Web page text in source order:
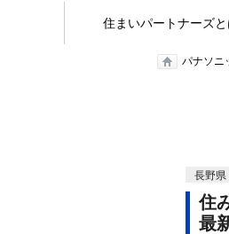
住まいパートナーズと
パナソニ
長野県
住
最